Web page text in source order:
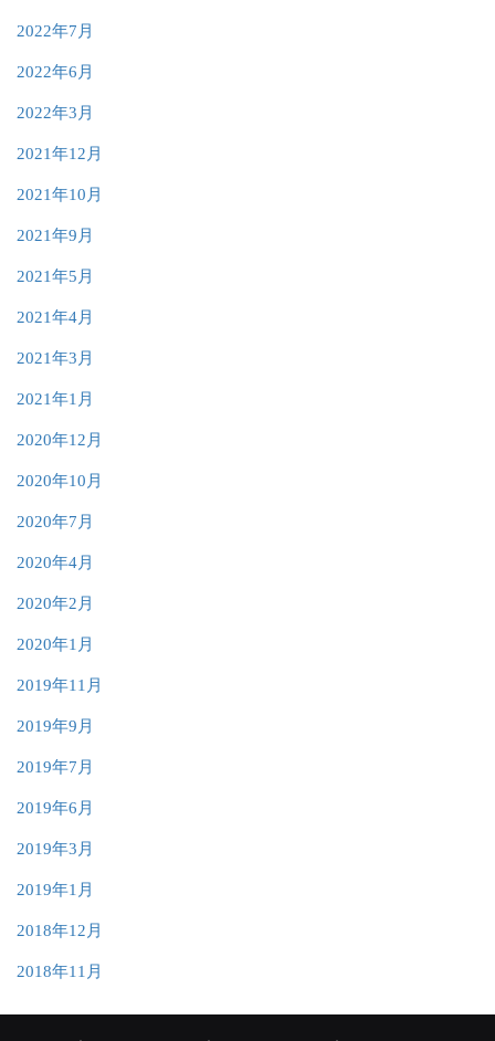
2022年7月
2022年6月
2022年3月
2021年12月
2021年10月
2021年9月
2021年5月
2021年4月
2021年3月
2021年1月
2020年12月
2020年10月
2020年7月
2020年4月
2020年2月
2020年1月
2019年11月
2019年9月
2019年7月
2019年6月
2019年3月
2019年1月
2018年12月
2018年11月